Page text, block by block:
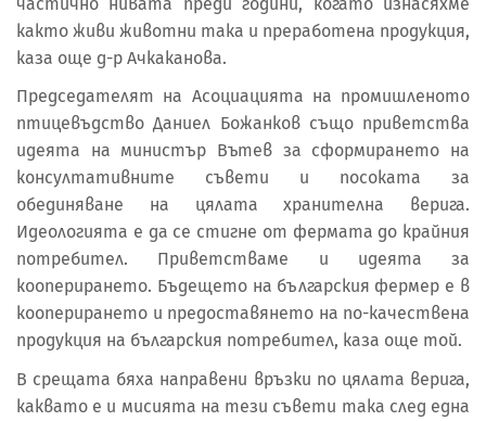
както живи животни така и преработена продукция,
каза още д-р Ачкаканова.
Председателят на Асоциацията на промишленото
птицевъдство Даниел Божанков също приветства
идеята на министър Вътев за сформирането на
консултативните съвети и посоката за
обединяване на цялата хранителна верига.
Идеологията е да се стигне от фермата до крайния
потребител. Приветстваме и идеята за
кооперирането. Бъдещето на българския фермер е в
кооперирането и предоставянето на по-качествена
продукция на българския потребител, каза още той.
В срещата бяха направени връзки по цялата верига,
каквато е и мисията на тези съвети така след една